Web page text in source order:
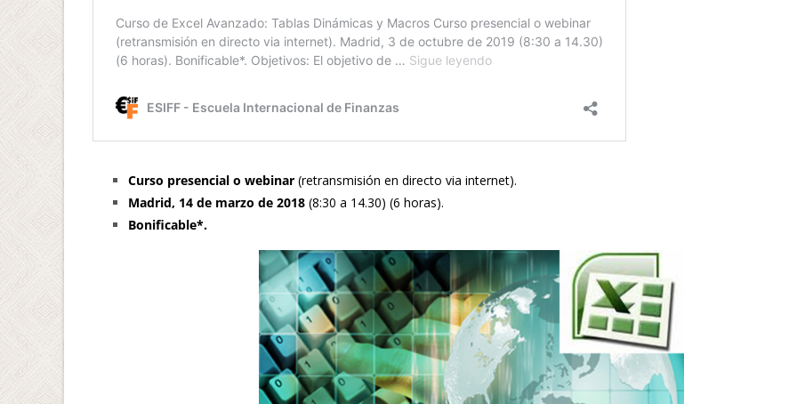
Curso presencial o webinar (retransmisión en directo via internet).
Madrid, 14 de marzo de 2018 (8:30 a 14.30) (6 horas).
Bonificable*.